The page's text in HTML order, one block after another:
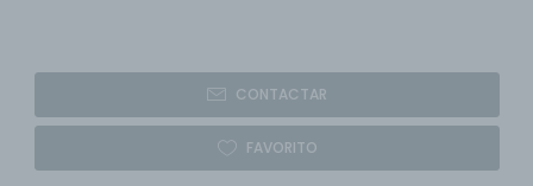
CONTACTAR
FAVORITO